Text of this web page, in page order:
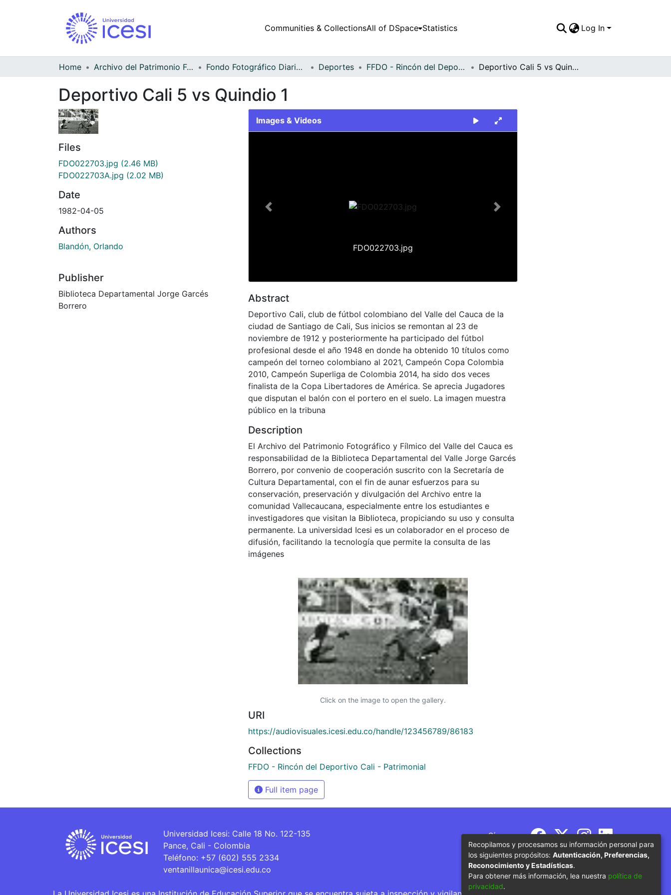
Communities & CollectionsAll of DSpace Statistics Log In
Home Archivo del Patrimonio Fotográfico y Fílmico del Valle del Cauca Fondo Fotográfico Diario Occidente Deportes FFDO - Rincón del Deportivo Cali - Patrimonial Deportivo Cali 5 vs Quindio 1
Deportivo Cali 5 vs Quindio 1
Files
FDO022703.jpg (2.46 MB)
FDO022703A.jpg (2.02 MB)
Date
1982-04-05
Authors
Blandón, Orlando
Publisher
Biblioteca Departamental Jorge Garcés
Borrero
Images & Videos
FDO022703.jpg
Previous Next
Abstract
Deportivo Cali, club de fútbol colombiano del Valle del Cauca de la
ciudad de Santiago de Cali, Sus inicios se remontan al 23 de
noviembre de 1912 y posteriormente ha participado del fútbol
profesional desde el año 1948 en donde ha obtenido 10 títulos como
campeón del torneo colombiano al 2021, Campeón Copa Colombia
2010, Campeón Superliga de Colombia 2014, ha sido dos veces
finalista de la Copa Libertadores de América. Se aprecia Jugadores
que disputan el balón con el portero en el suelo. La imagen muestra
público en la tribuna
Description
El Archivo del Patrimonio Fotográfico y Fílmico del Valle del Cauca es
responsabilidad de la Biblioteca Departamental del Valle Jorge Garcés
Borrero, por convenio de cooperación suscrito con la Secretaría de
Cultura Departamental, con el fin de aunar esfuerzos para su
conservación, preservación y divulgación del Archivo entre la
comunidad Vallecaucana, especialmente entre los estudiantes e
investigadores que visitan la Biblioteca, propiciando su uso y consulta
permanente. La universidad Icesi es un colaborador en el proceso de
difusión, facilitando la tecnología que permite la consulta de las
imágenes
Click on the image to open the gallery.
URI
https://audiovisuales.icesi.edu.co/handle/123456789/86183
Collections
FFDO - Rincón del Deportivo Cali - Patrimonial
Full item page
Universidad Icesi: Calle 18 No. 122-135
Pance, Cali - Colombia
Teléfono: +57 (602) 555 2334
ventanillaunica@icesi.edu.co
Síguenos
Recopilamos y procesamos su información personal para
los siguientes propósitos: Autenticación, Preferencias,
Reconocimiento y Estadísticas.
Para obtener más información, lea nuestra política de
privacidad.